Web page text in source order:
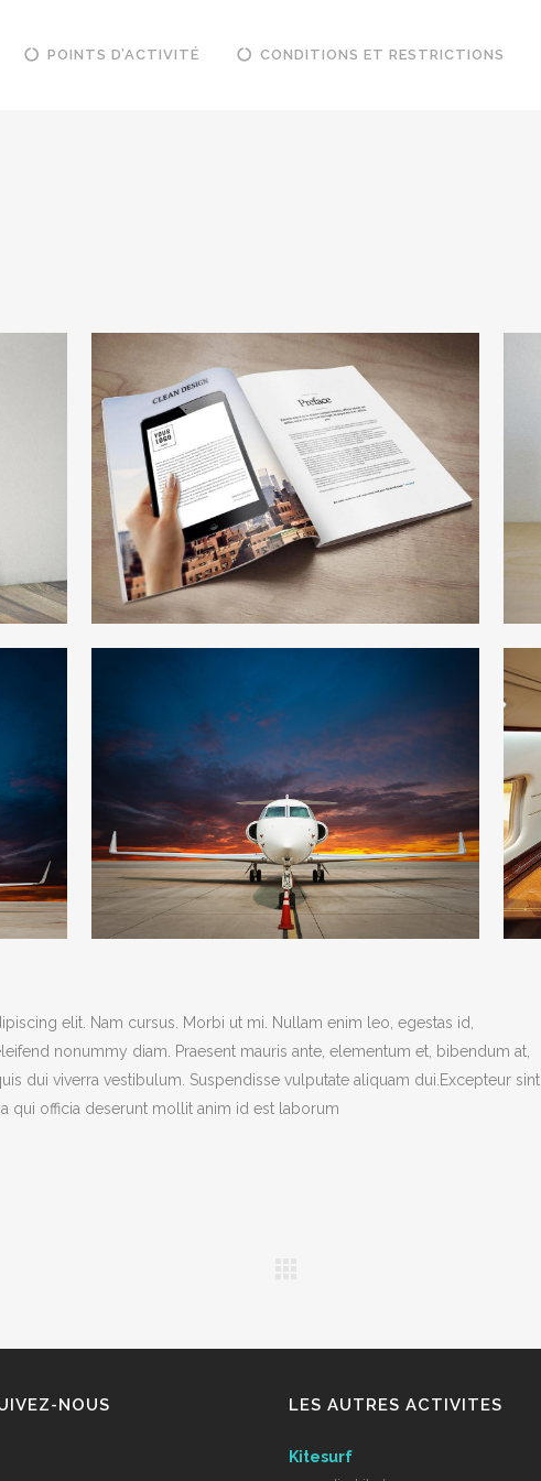
POINTS D’ACTIVITÉ CONDITIONS ET RESTRICTIONS
elit. Nam cursus. Morbi ut mi. Nullam enim leo, egestas id,
nonummy diam. Praesent mauris ante, elementum et, bibendum at,
dui viverra vestibulum. Suspendisse vulputate aliquam dui.Excepteur sint
qui officia deserunt mollit anim id est laborum
NOUS LES AUTRES ACTIVITES
Kitesurf